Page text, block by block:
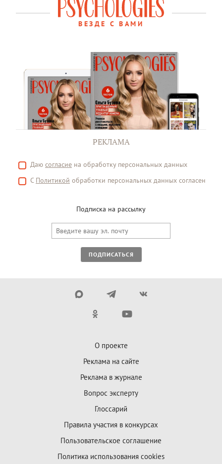
ВЕЗДЕ С ВАМИ
РЕКЛАМА
Даю согласие на обработку персональных данных
С Политикой обработки персональных данных согласен
Подписка на рассылку
ПОДПИСАТЬСЯ
О проекте
Реклама на сайте
Реклама в журнале
Вопрос эксперту
Глоссарий
Правила участия в конкурсах
Пользовательское соглашение
Политика использования cookies